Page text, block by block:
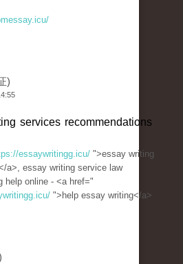
)
services recommendations
essaywritingg.icu/ ">essay writing
a>, essay writing service law
help online - <a href="
">help essay writing</a>